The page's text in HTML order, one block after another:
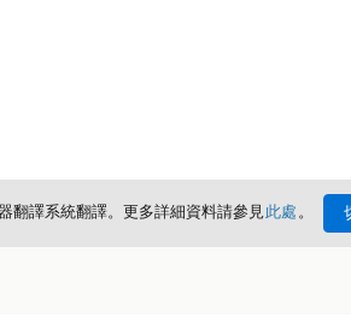
翻譯系統翻譯。更多詳細資料請參見此處。